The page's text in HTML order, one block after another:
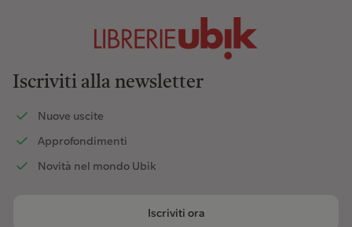
Iscriviti alla newsletter
Nuove uscite
Approfondimenti
Novità nel mondo Ubik
Iscriviti ora